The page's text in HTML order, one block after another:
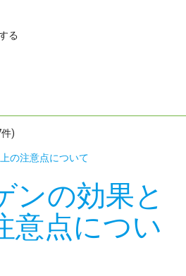
る
)
ンの効果と
意点につい